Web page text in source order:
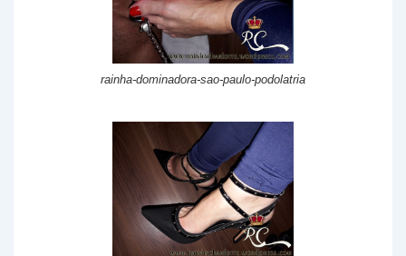
rainha-dominadora-sao-paulo-podolatria